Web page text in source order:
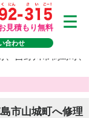
見積もり無料
合わせ
市山城町へ修理